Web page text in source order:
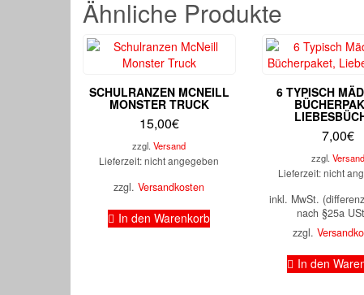
Ähnliche Produkte
SCHULRANZEN MCNEILL
MONSTER TRUCK
15,00€
zzgl.Versand
Lieferzeit: nicht angegeben
zzgl.Versandkosten
In den Warenkorb
6 TYPISCH
7,00€
zzgl.Versand
Lieferzeit: nicht
inkl. MwSt.
nach §25a
zzgl.
In den